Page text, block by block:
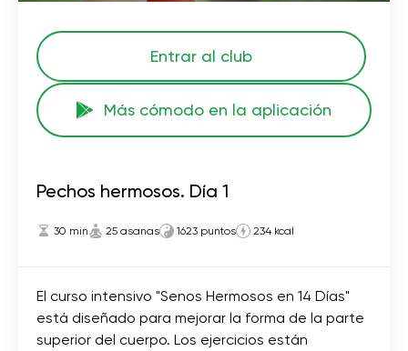
Entrar al club
Más cómodo en la aplicación
Pechos hermosos. Día 1
30 min 25 asanas 1623 puntos 234 kcal
El curso intensivo "Senos Hermosos en 14 Días"
está diseñado para mejorar la forma de la parte
superior del cuerpo. Los ejercicios están